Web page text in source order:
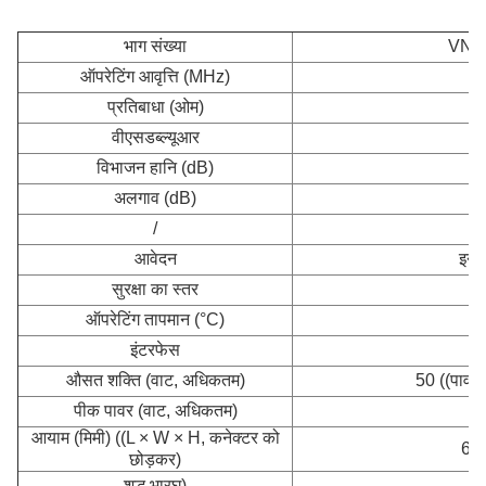
भाग संख्या
VN-
ऑपरेटिंग आवृत्ति (MHz)
प्रतिबाधा (ओम)
वीएसडब्ल्यूआर
विभाजन हानि (dB)
अलगाव (dB)
/
आवेदन
सुरक्षा का स्तर
ऑपरेटिंग तापमान (°C)
इंटरफेस
औसत शक्ति (वाट, अधिकतम)
50 ((पावर
पीक पावर (वाट, अधिकतम)
आयाम (मिमी) ((L × W × H, कनेक्टर को
छोड़कर)